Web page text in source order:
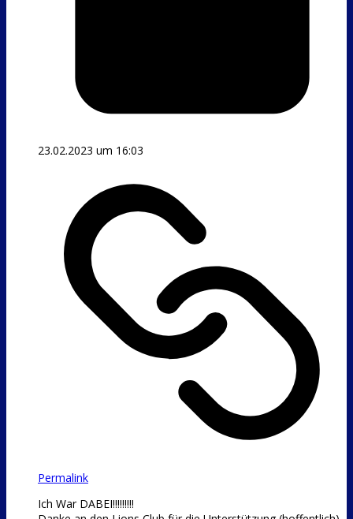
23.02.2023 um 16:03
Permalink
Ich War DABEI!!!!!!!!!